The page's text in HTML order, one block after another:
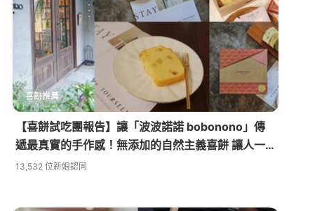
喜餅推薦
【喜餅試吃團報告】讓「波波諾諾 bobonono」傳
遞最真實的手作感！無添加的自然主義喜餅 讓人一
吃就上癮
13,532 位新娘認同